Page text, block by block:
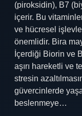
(piroksidin), B7
içerir. Bu
ve hücresel
önemlidir. Bira
İçerdiği Biorin ve
aşırı hareketli ve
stresin
güvercinlerde
beslenmeye…